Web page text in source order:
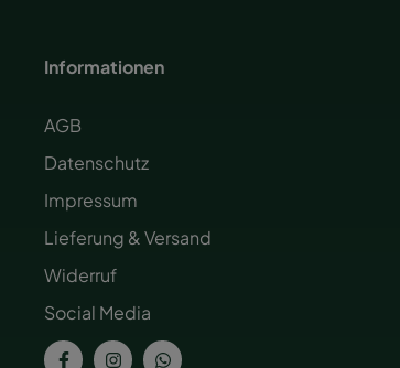
Informationen
AGB
Datenschutz
Impressum
Lieferung & Versand
Widerruf
Social Media